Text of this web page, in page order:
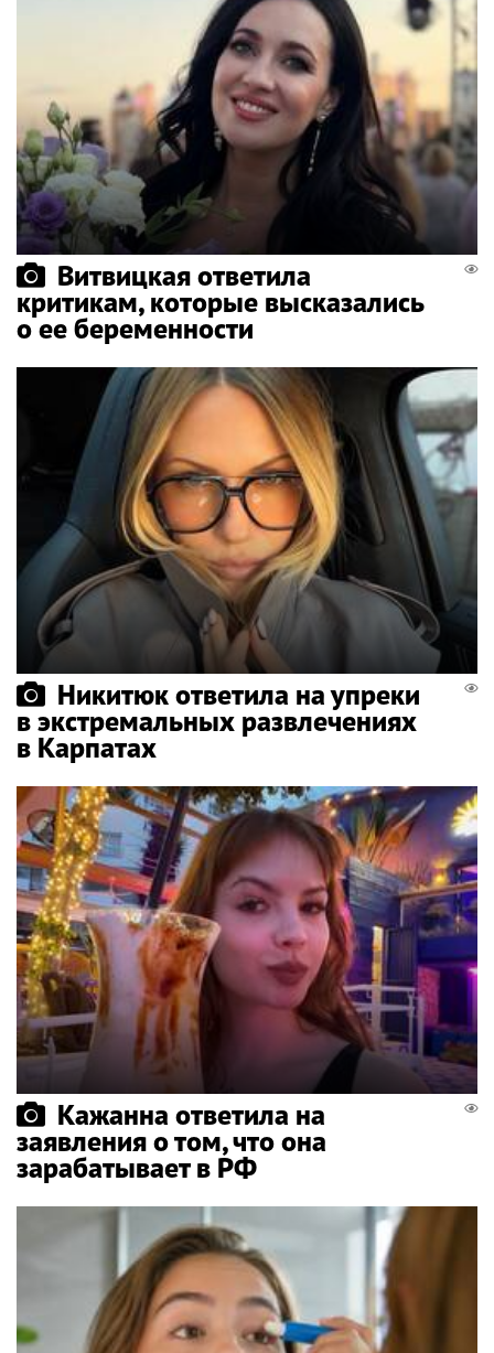
Витвицкая ответила
критикам, которые высказались
о ее беременности
Никитюк ответила на упреки
в экстремальных развлечениях
в Карпатах
Кажанна ответила на
заявления о том, что она
зарабатывает в РФ